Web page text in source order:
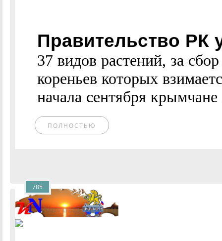
Правительство РК
37 видов растений, за
кореньев которых
начала сентября
ПОЛНОСТЬЮ
785